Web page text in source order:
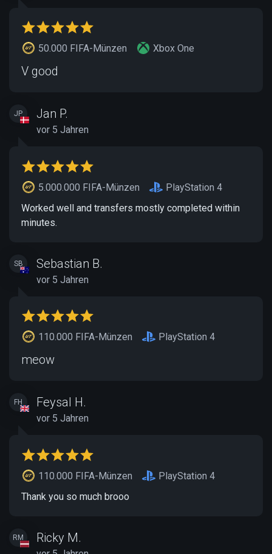
50.000 FIFA-Münzen Xbox One
V good
JP Jan P.
vor 5 Jahren
5.000.000 FIFA-Münzen
PlayStation 4
Worked well and transfers mostly completed within
minutes.
SB Sebastian B.
vor 5 Jahren
110.000 FIFA-Münzen PlayStation 4
meow
FH Feysal H.
vor 5 Jahren
110.000 FIFA-Münzen
PlayStation 4
Thank you so much brooo
RM Ricky M.